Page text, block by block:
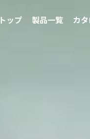
トップ 製品一覧 カ